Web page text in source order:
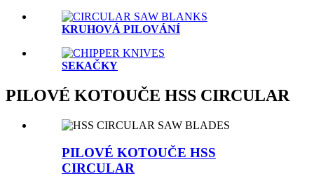
KRUHOVÁ PILOVÁNÍ
SEKAČKY
PILOVÉ KOTOUČE HSS CIRCULAR
PILOVÉ KOTOUČE HSS
CIRCULAR